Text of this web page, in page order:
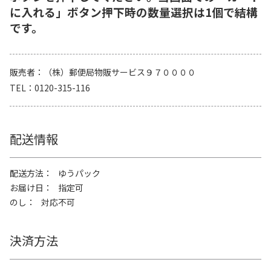
に入れる」ボタン押下時の数量選択は1個で結構
です。
販売者
（株）郵便局物販サービス９７００００
TEL
0120-315-116
配送情報
配送方法
ゆうパック
お届け日
指定可
のし
対応不可
決済方法